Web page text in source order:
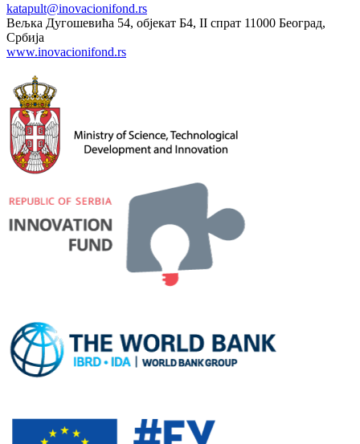
katapult@inovacionifond.rs
Вељка Дугошевића 54, објекат Б4, II спрат 11000 Београд,
Србија
www.inovacionifond.rs